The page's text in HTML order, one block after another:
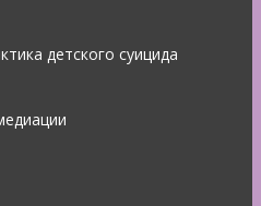
детского суицида